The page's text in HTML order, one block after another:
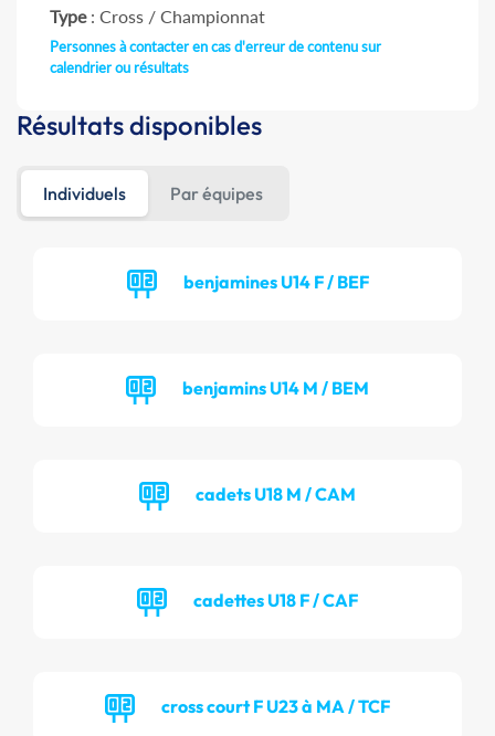
Type: Cross / Championnat
Personnes à contacter en cas d'erreur de contenu sur
calendrier ou résultats
Résultats disponibles
Individuels Par équipes
benjamines U14 F / BEF
benjamins U14 M / BEM
cadets U18 M / CAM
cadettes U18 F / CAF
cross court F U23 à MA / TCF